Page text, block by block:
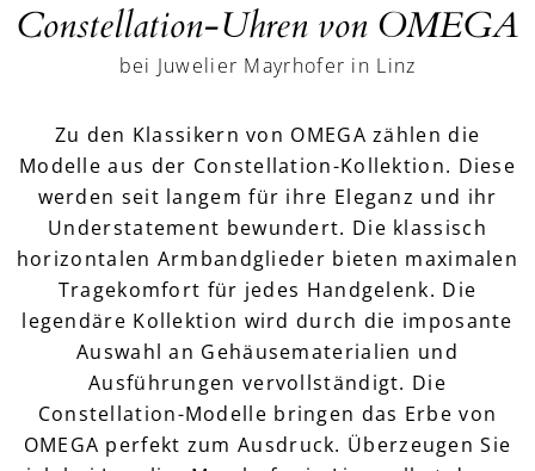
Constellation-Uhren von OMEGA
bei Juwelier Mayrhofer in Linz
Zu den Klassikern von OMEGA zählen die
Modelle aus der Constellation-Kollektion. Diese
werden seit langem für ihre Eleganz und ihr
Understatement bewundert. Die klassisch
horizontalen Armbandglieder bieten maximalen
Tragekomfort für jedes Handgelenk. Die
legendäre Kollektion wird durch die imposante
Auswahl an Gehäusematerialien und
Ausführungen vervollständigt. Die
Constellation-Modelle bringen das Erbe von
OMEGA perfekt zum Ausdruck. Überzeugen Sie